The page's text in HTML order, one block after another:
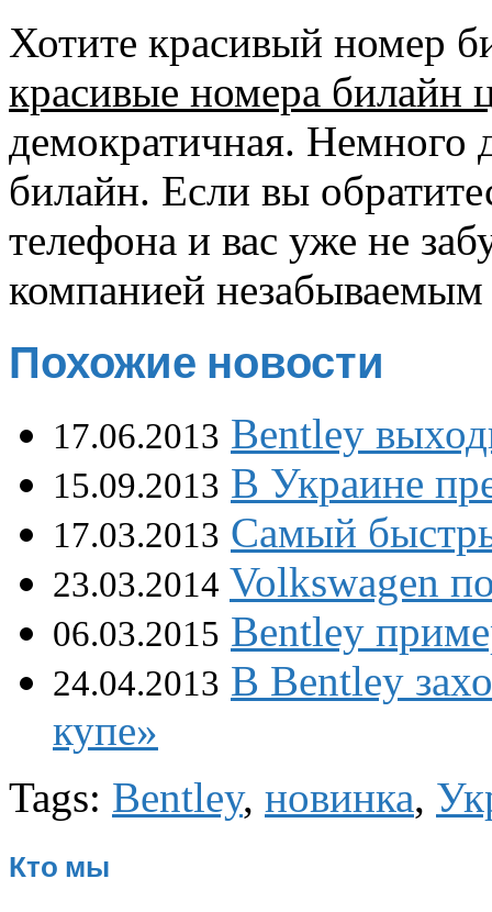
Хотите красивый номер
красивые номера билайн
демократичная. Немного
билайн. Если вы
телефона и вас уже не
компанией
Похожие новости
17.06.2013 Bentley
15.09.2013 В Украине
17.03.2013 Самый
23.03.2014 Volkswagen
06.03.2015 Bentley
24.04.2013 В Bentley
купе»
Tags: Bentley, новинка,
Кто мы